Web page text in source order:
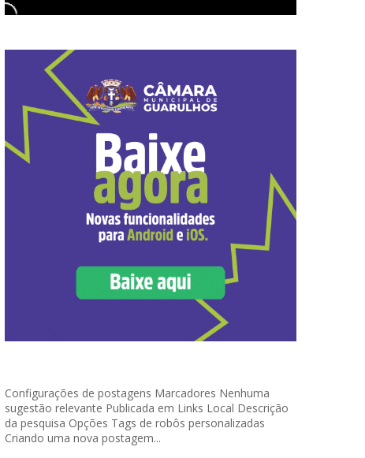
Configurações de postagens Marcadores Nenhuma
sugestão relevante Publicada em Links Local Descrição
da pesquisa Opções Tags de robôs personalizadas
Criando uma nova postagem...